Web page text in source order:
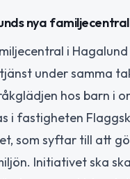
nya familjecentral
i
under samma
hos barn i
i fastigheten
som syftar till att
Initiativet ska